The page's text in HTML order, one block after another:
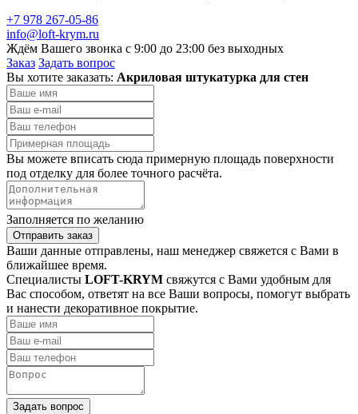
+7 978 267-05-86
info@loft-krym.ru
Ждём Вашего звонка с 9:00 до 23:00 без выходных
Заказ Задать вопрос
Вы хотите заказать: Акриловая штукатурка для стен
Вы можете вписать сюда примерную площадь поверхности
под отделку для более точного расчёта.
Заполняется по желанию
Отправить заказ
Ваши данные отправлены, наш менеджер свяжется с Вами в
ближайшее время.
Специалисты LOFT-KRYM свяжутся с Вами удобным для
Вас способом, ответят на все Ваши вопросы, помогут выбрать
и нанести декоративное покрытие.
Задать вопрос